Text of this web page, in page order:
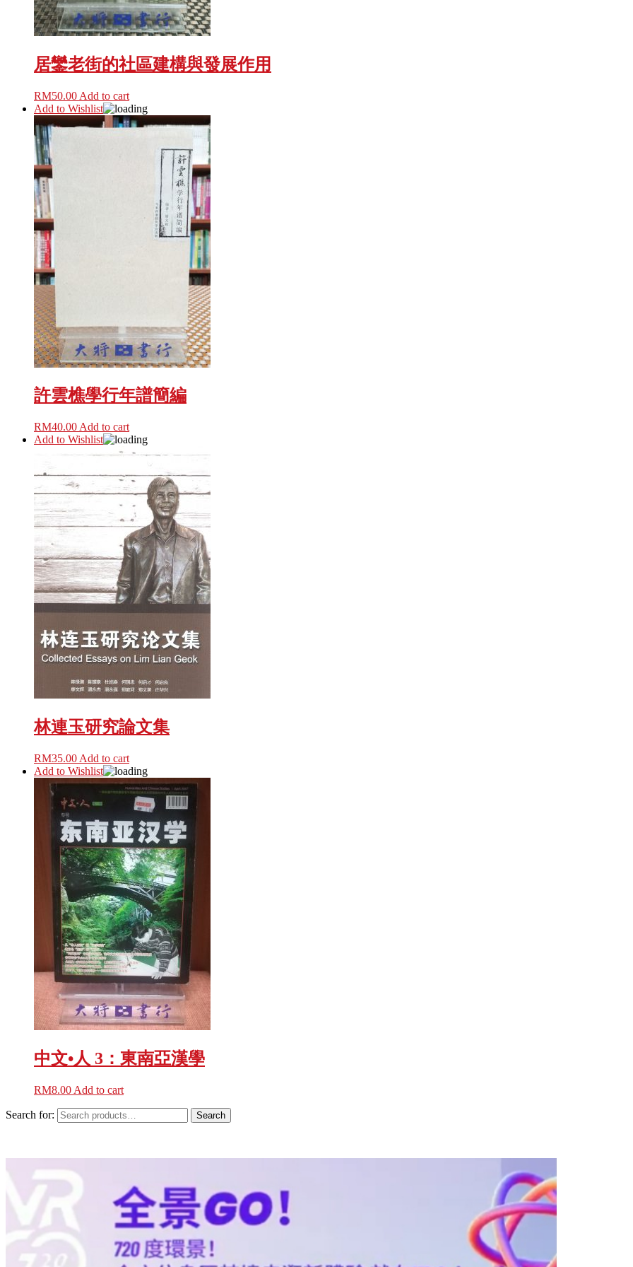
居鑾老街的社區建構與發展作用
RM50.00 Add to cart
Add to Wishlist
許雲樵學行年譜簡編
RM40.00 Add to cart
Add to Wishlist
林連玉研究論文集
RM35.00 Add to cart
Add to Wishlist
中文•人 3：東南亞漢學
RM8.00 Add to cart
Search for: Search